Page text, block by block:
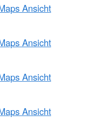
Ansicht
Ansicht
Ansicht
Ansicht